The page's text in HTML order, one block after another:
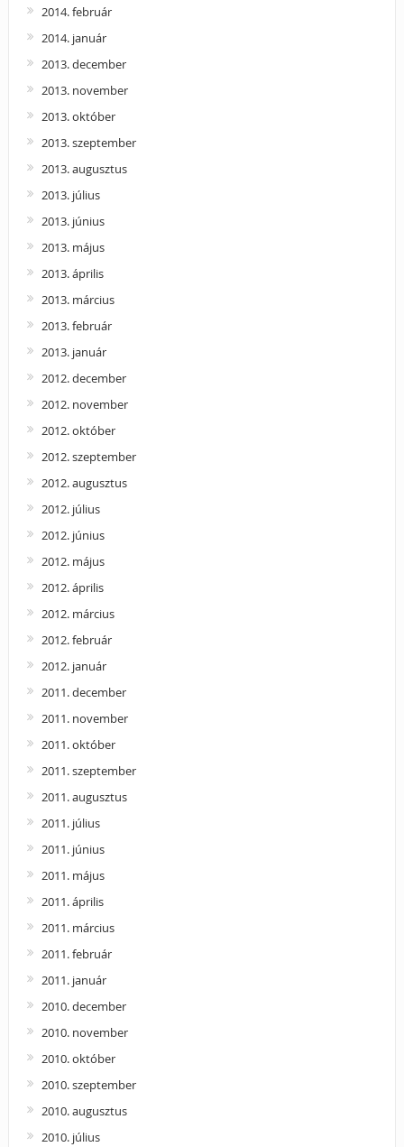
2014. február
2014. január
2013. december
2013. november
2013. október
2013. szeptember
2013. augusztus
2013. július
2013. június
2013. május
2013. április
2013. március
2013. február
2013. január
2012. december
2012. november
2012. október
2012. szeptember
2012. augusztus
2012. július
2012. június
2012. május
2012. április
2012. március
2012. február
2012. január
2011. december
2011. november
2011. október
2011. szeptember
2011. augusztus
2011. július
2011. június
2011. május
2011. április
2011. március
2011. február
2011. január
2010. december
2010. november
2010. október
2010. szeptember
2010. augusztus
2010. július